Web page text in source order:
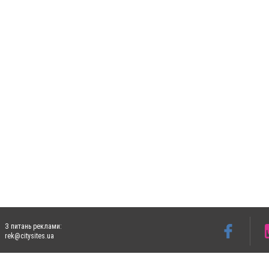
З питань реклами:
rek@citysites.ua